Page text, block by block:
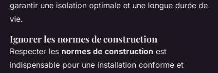
garantir une isolation optimale et une longue durée de
vie.
Ignorer les normes de construction
Respecter les normes de construction est
indispensable pour une installation conforme et